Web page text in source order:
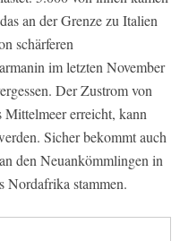
an der Grenze zu Italien
schärferen
im letzten November
Der Zustrom von
erreicht, kann
Sicher bekommt auch
den Neuankömmlingen in
Nordafrika stammen.